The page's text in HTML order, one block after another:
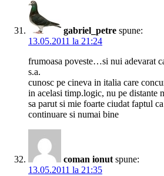
gabriel_petre spune:
13.05.2011 la 21:24
frumoasa poveste…si nui adevarat
s.a.
cunosc pe cineva in italia care
in acelasi timp.logic, nu pe distante
sa parut si mie foarte ciudat faptul
continuare si numai bine
coman ionut spune:
13.05.2011 la 21:35